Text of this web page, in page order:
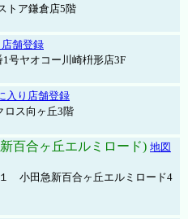
トア鎌倉店5階
舗登録
号ヤオコー川崎枡形店3F
入り店舗登録
ロス向ヶ丘3階
百合ヶ丘エルミロード) 地図
小田急新百合ヶ丘エルミロード4